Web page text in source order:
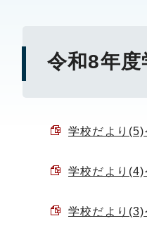
令和8年度
学校だより
学校だより
学校だより